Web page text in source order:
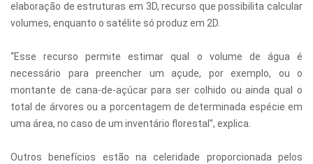
elaboração de estruturas em 3D, recurso que possibilita calcular
volumes, enquanto o satélite só produz em 2D.
“Esse recurso permite estimar qual o volume de água é
necessário para preencher um açude, por exemplo, ou o
montante de cana-de-açúcar para ser colhido ou ainda qual o
total de árvores ou a porcentagem de determinada espécie em
uma área, no caso de um inventário florestal”, explica.
Outros benefícios estão na celeridade proporcionada pelos